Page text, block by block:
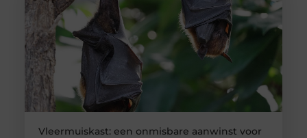
Vleermuiskast: een onmisbare aanwinst voor